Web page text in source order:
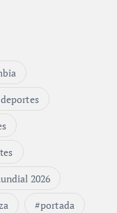
deportes
2026
portada